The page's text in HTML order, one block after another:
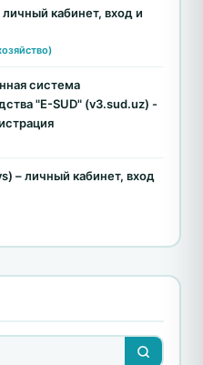
кабинет, вход и
система
"E-SUD" (v3.sud.uz) -
– личный кабинет, вход